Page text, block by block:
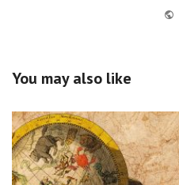
You may also like